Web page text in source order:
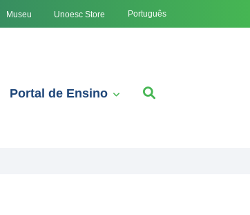
Museu Unoesc Store Português
Portal de Ensino